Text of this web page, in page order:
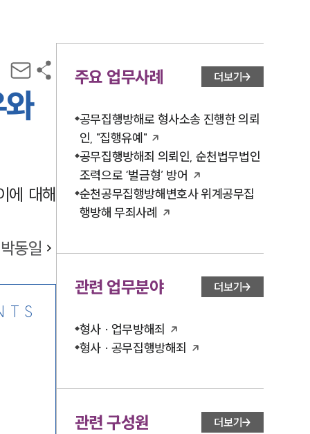
에 대해
박동일
주요 업무사례 더보기
공무집행방해로 형사소송 진행한 의뢰
인, "집행유예"
공무집행방해죄 의뢰인, 순천법무법인
조력으로 ‘벌금형’ 방어
순천공무집행방해변호사 위계공무집
행방해 무죄사례
관련 업무분야 더보기
형사 · 업무방해죄
형사 · 공무집행방해죄
관련 구성원 더보기